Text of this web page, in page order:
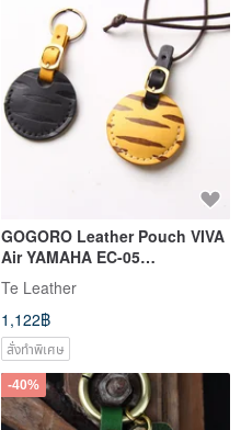
GOGORO Leather Pouch VIVA
Air YAMAHA EC-05
【Complimentary Custom
Engraving: 1-7 Characters】
Te Leather
1,122฿
สั่งทำพิเศษ
-40%